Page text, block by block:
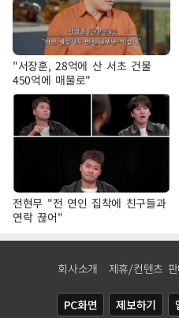
"서장훈, 28억에 산 서초 건물
450억에 매물로"
전현무 "전 연인 집착에 친구들과
연락 끊어"
회사소개 제휴/컨텐츠
PC화면 제보하기